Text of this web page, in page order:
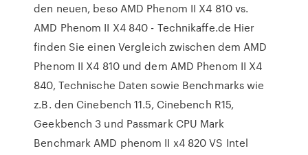
den neuen, beso AMD Phenom II X4 810 vs.
AMD Phenom II X4 840 - Technikaffe.de Hier
finden Sie einen Vergleich zwischen dem AMD
Phenom II X4 810 und dem AMD Phenom II X4
840, Technische Daten sowie Benchmarks wie
z.B. den Cinebench 11.5, Cinebench R15,
Geekbench 3 und Passmark CPU Mark
Benchmark AMD phenom II x4 820 VS Intel